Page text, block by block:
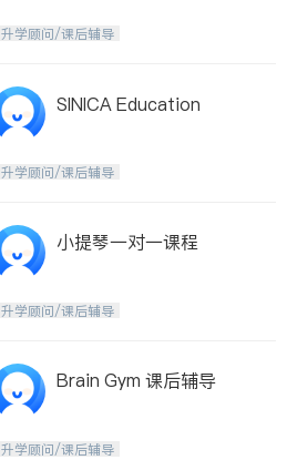
升学顾问/课后辅导
SINICA Education
升学顾问/课后辅导
小提琴一对一课程
升学顾问/课后辅导
Brain Gym 课后辅导
升学顾问/课后辅导